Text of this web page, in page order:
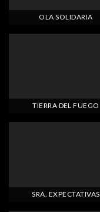
OLA SOLIDARIA
TIERRA DEL FUEGO
SRA. EXPECTATIVAS